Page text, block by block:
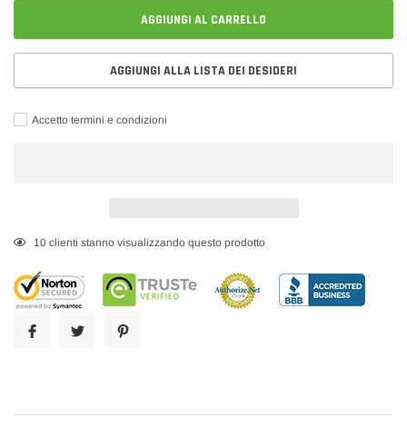
AGGIUNGI AL CARRELLO
AGGIUNGI ALLA LISTA DEI DESIDERI
Accetto termini e condizioni
Inserimento
prodotto
nel
17 clienti stanno visualizzando questo prodotto